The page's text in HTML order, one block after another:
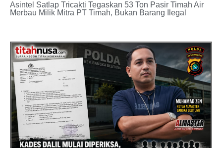
Asintel Satlap Tricakti Tegaskan 53 Ton Pasir Timah Air
Merbau Milik Mitra PT Timah, Bukan Barang Ilegal